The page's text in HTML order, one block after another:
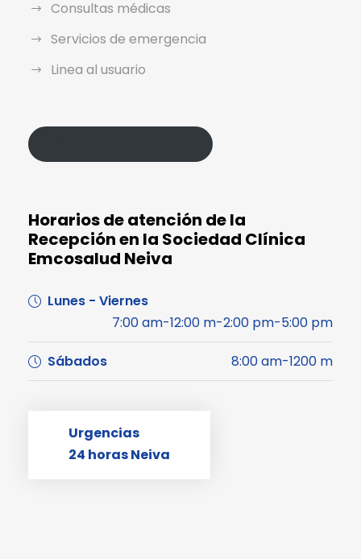
Consultas médicas
Servicios de emergencia
Linea al usuario
Horarios de atención de la
Recepción en la Sociedad Clínica
Emcosalud Neiva
Lunes - Viernes
7:00 am-12:00 m-2:00 pm-5:00 pm
Sábados 8:00 am-1200 m
Urgencias
24 horas Neiva